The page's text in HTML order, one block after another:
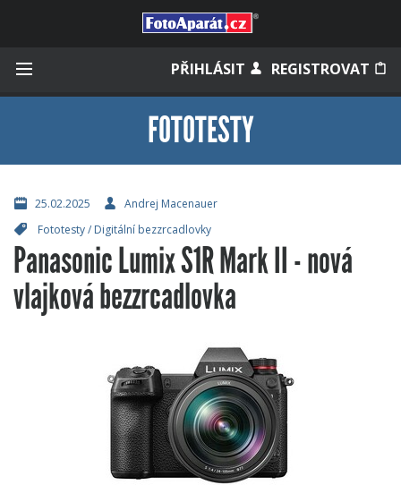
PŘIHLÁSIT REGISTROVAT
Zapamatovat
Zapomněli jste heslo?
Měli jste účet na starém webu?
FOTOTESTY
25.02.2025
Andrej Macenauer
Fototesty/ Digitální bezzrcadlovky
Panasonic Lumix S1R Mark II - nová
vlajková bezzrcadlovka